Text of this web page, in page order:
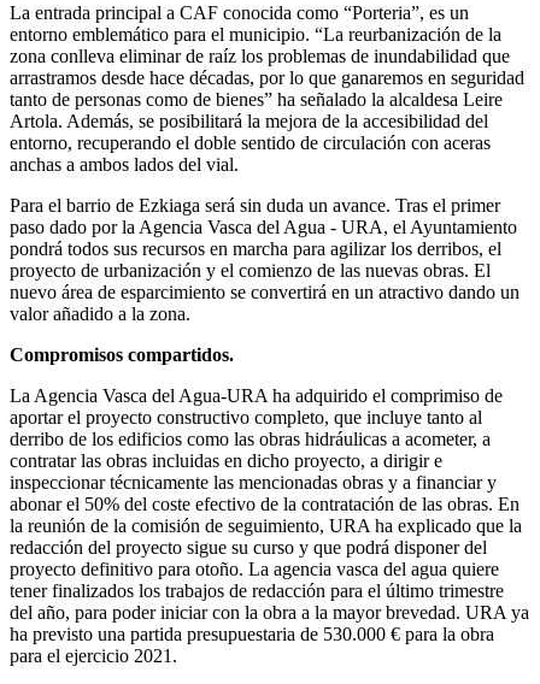
La entrada principal a CAF conocida como “Porteria”, es un
entorno emblemático para el municipio. “La reurbanización de la
zona conlleva eliminar de raíz los problemas de inundabilidad que
arrastramos desde hace décadas, por lo que ganaremos en seguridad
tanto de personas como de bienes” ha señalado la alcaldesa Leire
Artola. Además, se posibilitará la mejora de la accesibilidad del
entorno, recuperando el doble sentido de circulación con aceras
anchas a ambos lados del vial.
Para el barrio de Ezkiaga será sin duda un avance. Tras el primer
paso dado por la Agencia Vasca del Agua - URA, el Ayuntamiento
pondrá todos sus recursos en marcha para agilizar los derribos, el
proyecto de urbanización y el comienzo de las nuevas obras. El
nuevo área de esparcimiento se convertirá en un atractivo dando un
valor añadido a la zona.
Compromisos compartidos.
La Agencia Vasca del Agua-URA ha adquirido el comprimiso de
aportar el proyecto constructivo completo, que incluye tanto al
derribo de los edificios como las obras hidráulicas a acometer, a
contratar las obras incluidas en dicho proyecto, a dirigir e
inspeccionar técnicamente las mencionadas obras y a financiar y
abonar el 50% del coste efectivo de la contratación de las obras. En
la reunión de la comisión de seguimiento, URA ha explicado que la
redacción del proyecto sigue su curso y que podrá disponer del
proyecto definitivo para otoño. La agencia vasca del agua quiere
tener finalizados los trabajos de redacción para el último trimestre
del año, para poder iniciar con la obra a la mayor brevedad. URA ya
ha previsto una partida presupuestaria de 530.000 € para la obra
para el ejercicio 2021.